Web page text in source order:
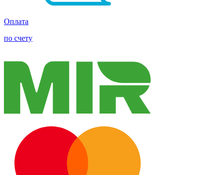
Оплата
по счету